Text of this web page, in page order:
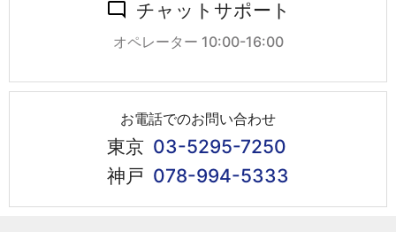
チャットサポート
オペレーター 10:00-16:00
お電話でのお問い合わせ
東京 03-5295-7250
神戸 078-994-5333